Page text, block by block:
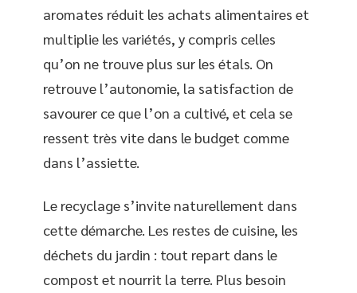
aromates réduit les achats alimentaires et
multiplie les variétés, y compris celles
qu’on ne trouve plus sur les étals. On
retrouve l’autonomie, la satisfaction de
savourer ce que l’on a cultivé, et cela se
ressent très vite dans le budget comme
dans l’assiette.
Le recyclage s’invite naturellement dans
cette démarche. Les restes de cuisine, les
déchets du jardin : tout repart dans le
compost et nourrit la terre. Plus besoin